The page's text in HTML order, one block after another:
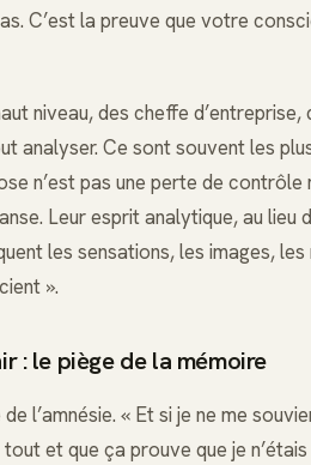
C’est la preuve que votre
niveau, des cheffe d’entreprise,
analyser. Ce sont souvent les
n’est pas une perte de
Leur esprit analytique, au lieu
les sensations, les images,
».
: le piège de la mémoire
l’amnésie. « Et si je ne me
et que ça prouve que je